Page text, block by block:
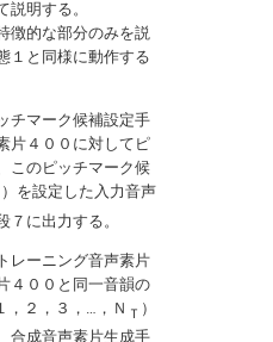
明する。
徴的な部分のみを説
１と同様に動作する
チマーク候補設定手
片４００に対してピ
このピッチマーク候
）を設定した入力音声
に出力する。
レーニング音声素片
４００と同一音韻の
，２，３，…，Ｎ Ｔ ）
合成音声素片生成手